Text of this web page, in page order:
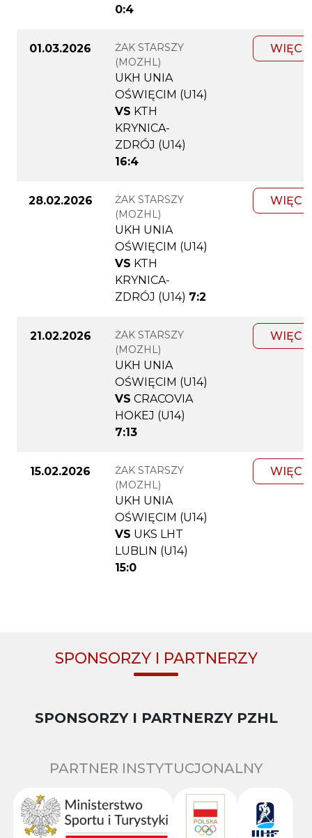
0:4
01.03.2026
ŻAK STARSZY
(MOZHL)
UKH UNIA
OŚWIĘCIM (U14)
VS KTH
KRYNICA-
ZDRÓJ (U14)
16:4
28.02.2026
ŻAK STARSZY
(MOZHL)
UKH UNIA
OŚWIĘCIM (U14)
VS KTH
KRYNICA-
ZDRÓJ (U14) 7:2
21.02.2026
ŻAK STARSZY
(MOZHL)
UKH UNIA
OŚWIĘCIM (U14)
VS CRACOVIA
HOKEJ (U14)
7:13
15.02.2026
ŻAK STARSZY
(MOZHL)
UKH UNIA
OŚWIĘCIM (U14)
VS UKS LHT
LUBLIN (U14)
15:0
SPONSORZY I PARTNERZY
SPONSORZY I PARTNERZY PZHL
PARTNER INSTYTUCJONALNY